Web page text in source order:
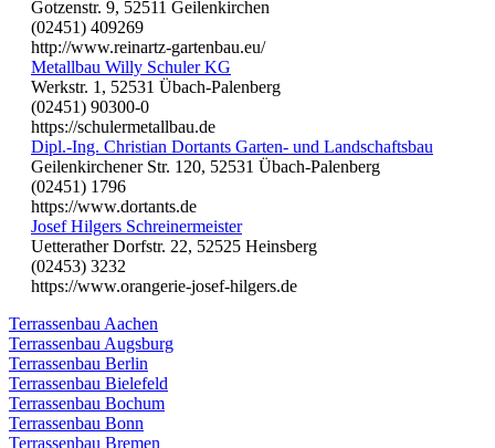
Gotzenstr. 9, 52511 Geilenkirchen
(02451) 409269
http://www.reinartz-gartenbau.eu/
Metallbau Willy Schuler KG
Werkstr. 1, 52531 Übach-Palenberg
(02451) 90300-0
https://schulermetallbau.de
Dipl.-Ing. Christian Dortants Garten- und Landschaftsbau
Geilenkirchener Str. 120, 52531 Übach-Palenberg
(02451) 1796
https://www.dortants.de
Josef Hilgers Schreinermeister
Uetterather Dorfstr. 22, 52525 Heinsberg
(02453) 3232
https://www.orangerie-josef-hilgers.de
Terrassenbau Aachen
Terrassenbau Augsburg
Terrassenbau Berlin
Terrassenbau Bielefeld
Terrassenbau Bochum
Terrassenbau Bonn
Terrassenbau Bremen